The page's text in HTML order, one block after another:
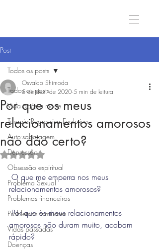
Post
Todos os posts
Vida após a morte
Terapia Regressiva Evolutiva
Auto-sabotagem
Depressão
Obsessão espiritual
Problema Sexual
Problemas financeiros
Problemas familiares
Vidas passadas
Doenças
Todos os posts
Por que os meus
relacionamentos amorosos
não dão certo?
Osvaldo Shimoda
5 de dez. de 2020 5 min de leitura
Avaliado com NaN de 5 estrelas.
relacionamentos amorosos?
Por que os meus relacionamentos
amorosos não duram muito, acabam
rápido?